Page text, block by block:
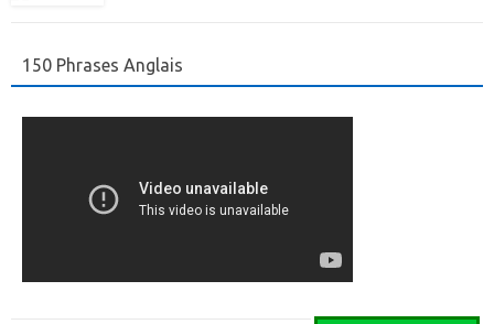
150 Phrases Anglais